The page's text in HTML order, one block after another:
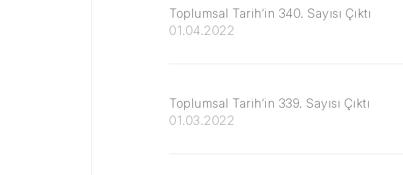
Toplumsal Tarih’in 340. Sayısı Çıktı
01.04.2022
Toplumsal Tarih’in 339. Sayısı Çıktı
01.03.2022